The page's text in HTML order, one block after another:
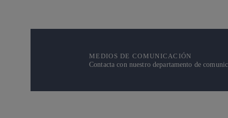
MEDIOS DE COMUNICACIÓN
Contacta con nuestro departamento de